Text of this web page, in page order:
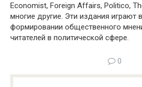
Economist, Foreign Affairs, Politico,
многие другие. Эти издания играют
формировании общественного
читателей в политической сфере.
0